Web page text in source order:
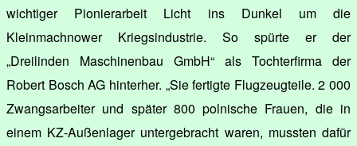
wichtiger Pionierarbeit Licht ins Dunkel um die
Kleinmachnower Kriegsindustrie. So spürte er der
„Dreilinden Maschinenbau GmbH“ als Tochterfirma der
Robert Bosch AG hinterher. „Sie fertigte Flugzeugteile. 2 000
Zwangsarbeiter und später 800 polnische Frauen, die in
einem KZ-Außenlager untergebracht waren, mussten dafür